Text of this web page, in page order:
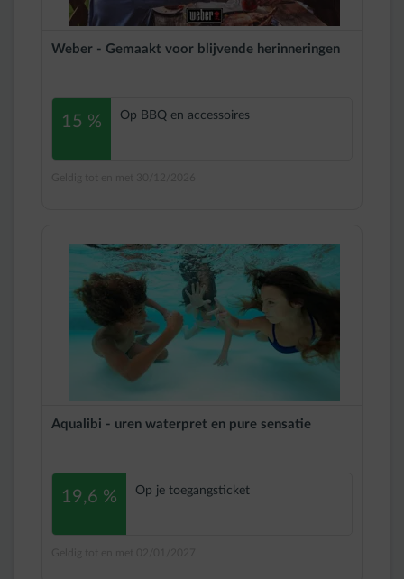
Weber - Gemaakt voor blijvende herinneringen
15 % Op BBQ en accessoires
Aqualibi - uren waterpret en pure sensatie
19,6 % Op je toegangsticket